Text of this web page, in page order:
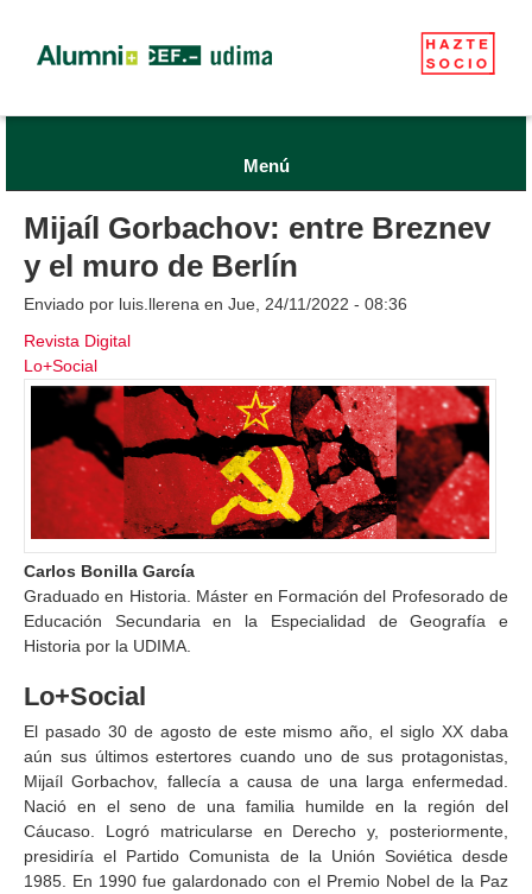
Menú
Mijaíl Gorbachov: entre Breznev
y el muro de Berlín
Enviado por luis.llerena en Jue, 24/11/2022 - 08:36
Revista Digital
Lo+Social
Carlos Bonilla García
Graduado en Historia. Máster en Formación del Profesorado de
Educación Secundaria en la Especialidad de Geografía e
Historia por la UDIMA.
Lo+Social
El pasado 30 de agosto de este mismo año, el siglo XX daba
aún sus últimos estertores cuando uno de sus protagonistas,
Mijaíl Gorbachov, fallecía a causa de una larga enfermedad.
Nació en el seno de una familia humilde en la región del
Cáucaso. Logró matricularse en Derecho y, posteriormente,
presidiría el Partido Comunista de la Unión Soviética desde
1985. En 1990 fue galardonado con el Premio Nobel de la Paz